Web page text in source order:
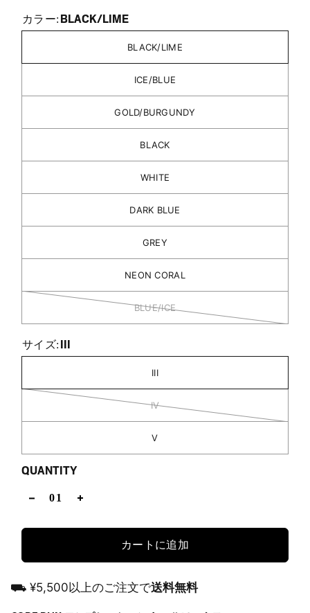
カラー: BLACK/LIME
BLACK/LIME
ICE/BLUE
GOLD/BURGUNDY
BLACK
WHITE
DARK BLUE
GREY
NEON CORAL
BLUE/ICE
サイズ: III
III
IV
V
QUANTITY
カートに追加
⛟ ¥5,500以上のご注文で送料無料